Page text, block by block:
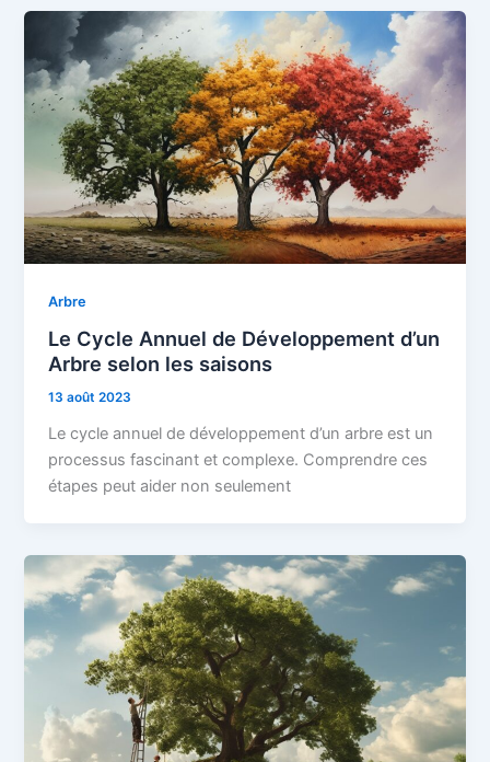
Arbre
Le Cycle Annuel de Développement d’un
Arbre selon les saisons
13 août 2023
Le cycle annuel de développement d’un arbre est un
processus fascinant et complexe. Comprendre ces
étapes peut aider non seulement